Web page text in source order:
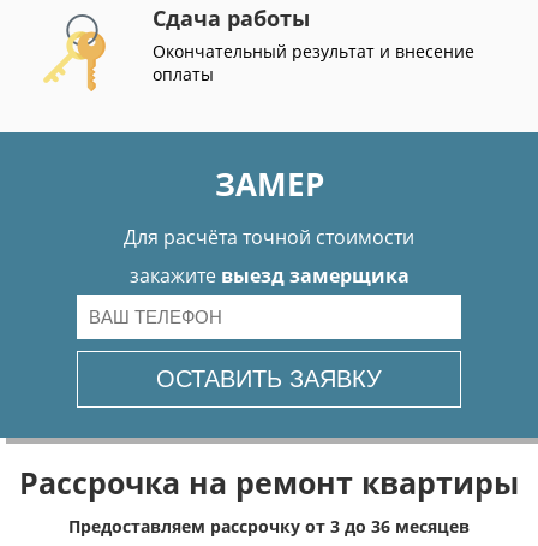
Сдача работы
Окончательный результат и внесение
оплаты
ЗАМЕР
Для расчёта точной стоимости
закажите выезд замерщика
Рассрочка на ремонт квартиры
Предоставляем рассрочку от 3 до 36 месяцев